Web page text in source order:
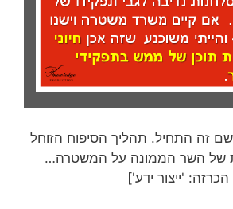
זה התחיל. תהליך הסיפוח הזוחל
של השר הממונה על המשטרה…
הכרזה: 'ייצור ידע']